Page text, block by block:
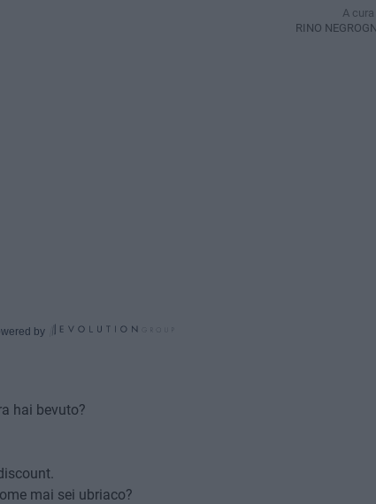
A cura
RINO
by
hai bevuto?
mai sei ubriaco?